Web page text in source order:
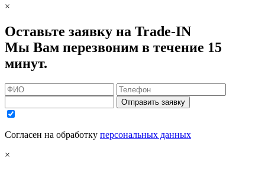
×
Оставьте заявку на Trade-IN
Мы Вам перезвоним в течение 15
минут.
Отправить заявку
Согласен на обработку персональных данных
×